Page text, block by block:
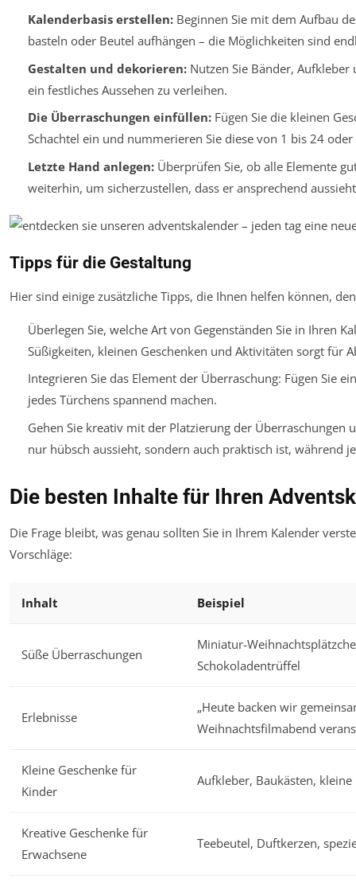
Kalenderbasis erstellen:Beginnen Sie mit dem Aufbau
basteln oder Beutel aufhängen – die Möglichkeiten sind
Gestalten und dekorieren:Nutzen Sie Bänder,
ein festliches Aussehen zu verleihen.
Die Überraschungen einfüllen:Fügen Sie die kleinen
Schachtel ein und nummerieren Sie diese von 1 bis 24 oder
Letzte Hand anlegen:Überprüfen Sie, ob alle Elemente
weiterhin, um sicherzustellen, dass er ansprechend
Tipps für die Gestaltung
Hier sind einige zusätzliche Tipps, die Ihnen helfen können,
Überlegen Sie, welche Art von Gegenständen Sie in Ihren
Süßigkeiten, kleinen Geschenken und Aktivitäten sorgt für
Integrieren Sie das Element der Überraschung: Fügen Sie
jedes Türchens spannend machen.
Gehen Sie kreativ mit der Platzierung der Überraschungen
nur hübsch aussieht, sondern auch praktisch ist, während
Die besten Inhalte für Ihren
Die Frage bleibt, was genau sollten Sie in Ihrem Kalender
Vorschläge:
Inhalt Beispiel
Süße Überraschungen
Miniatur-
Schokoladentrüffel
Erlebnisse
„Heute backen wir
Weihnachtsfilmabend
Kleine Geschenke für
Kinder
Aufkleber, Baukästen,
Kreative Geschenke für
Erwachsene
Teebeutel, Duftkerzen,